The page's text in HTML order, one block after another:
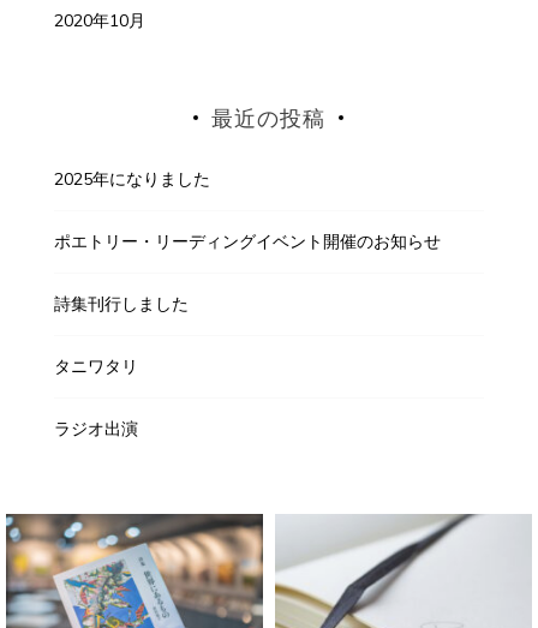
2020年10月
最近の投稿
2025年になりました
ポエトリー・リーディングイベント開催のお知らせ
詩集刊行しました
タニワタリ
ラジオ出演